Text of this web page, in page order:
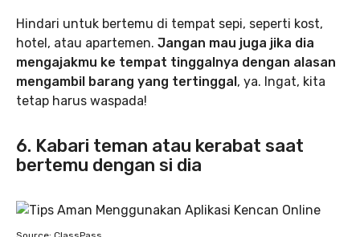
Hindari untuk bertemu di tempat sepi, seperti kost,
hotel, atau apartemen. Jangan mau juga jika dia
mengajakmu ke tempat tinggalnya dengan alasan
mengambil barang yang tertinggal, ya. Ingat, kita
tetap harus waspada!
6. Kabari teman atau kerabat saat
bertemu dengan si dia